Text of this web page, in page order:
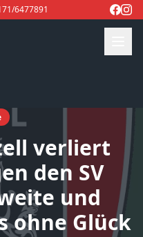
6477891
verliert
den SV
und
ohne Glück